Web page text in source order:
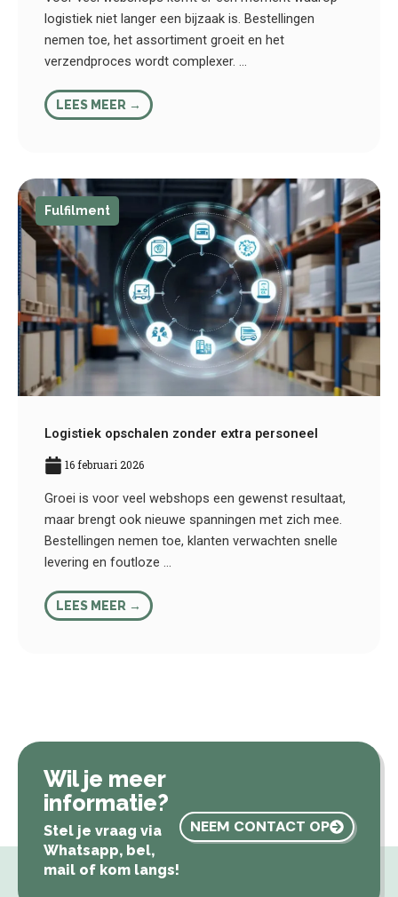
logistiek niet langer een bijzaak is. Bestellingen
nemen toe, het assortiment groeit en het
verzendproces wordt complexer. ...
LEES MEER →
Fulfilment
Logistiek opschalen zonder extra personeel
16 februari 2026
Groei is voor veel webshops een gewenst resultaat,
maar brengt ook nieuwe spanningen met zich mee.
Bestellingen nemen toe, klanten verwachten snelle
levering en foutloze ...
LEES MEER →
Wil je meer
informatie?
Stel je vraag via
Whatsapp, bel,
mail of kom langs!
NEEM CONTACT OP